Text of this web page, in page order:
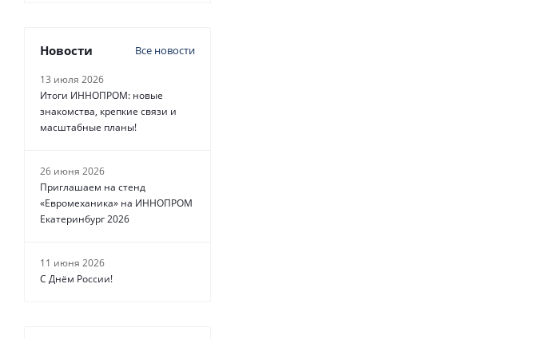
Новости Все новости
13 июля 2026
Итоги ИННОПРОМ: новые
знакомства, крепкие связи и
масштабные планы!
26 июня 2026
Приглашаем на стенд
«Евромеханика» на ИННОПРОМ
Екатеринбург 2026
11 июня 2026
С Днём России!